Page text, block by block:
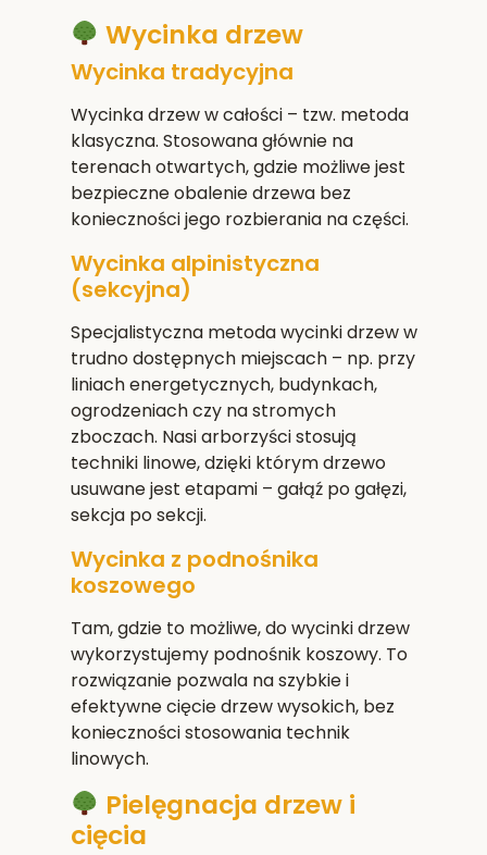
Wycinka drzew
Wycinka tradycyjna
Wycinka drzew w całości – tzw. metoda
klasyczna. Stosowana głównie na
terenach otwartych, gdzie możliwe jest
bezpieczne obalenie drzewa bez
konieczności jego rozbierania na części.
Wycinka alpinistyczna
(sekcyjna)
Specjalistyczna metoda wycinki drzew w
trudno dostępnych miejscach – np. przy
liniach energetycznych, budynkach,
ogrodzeniach czy na stromych
zboczach. Nasi arborzyści stosują
techniki linowe, dzięki którym drzewo
usuwane jest etapami – gałąź po gałęzi,
sekcja po sekcji.
Wycinka z podnośnika
koszowego
Tam, gdzie to możliwe, do wycinki drzew
wykorzystujemy podnośnik koszowy. To
rozwiązanie pozwala na szybkie i
efektywne cięcie drzew wysokich, bez
konieczności stosowania technik
linowych.
Pielęgnacja drzew i
cięcia